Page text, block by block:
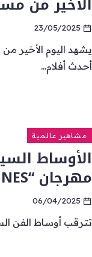
23/05/2025
يشهد اليوم الأخير
أحدث أفلام...
مشاهير عالمية
الأوساط
مهرجان “CANNES” لدورته الـ78
06/04/2025
تترقب أوساط الفن